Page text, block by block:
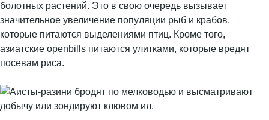
болотных растений. Это в свою очередь вызывает
значительное увеличение популяции рыб и крабов,
которые питаются выделениями птиц. Кроме того,
азиатские openbills питаются улитками, которые вредят
посевам риса.